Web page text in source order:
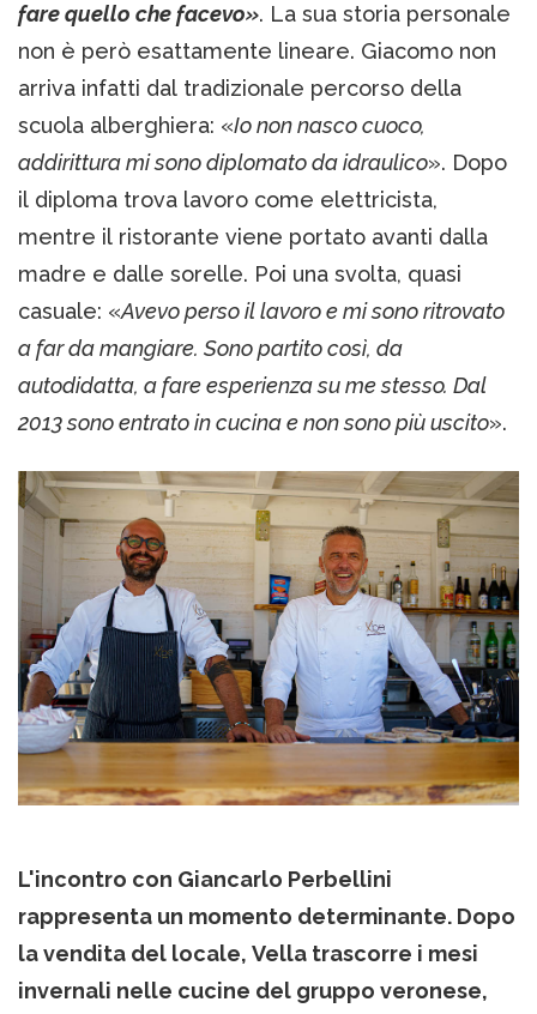
fare quello che facevo». La sua storia personale
non è però esattamente lineare. Giacomo non
arriva infatti dal tradizionale percorso della
scuola alberghiera: «Io non nasco cuoco,
addirittura mi sono diplomato da idraulico». Dopo
il diploma trova lavoro come elettricista,
mentre il ristorante viene portato avanti dalla
madre e dalle sorelle. Poi una svolta, quasi
casuale: «Avevo perso il lavoro e mi sono ritrovato
a far da mangiare. Sono partito così, da
autodidatta, a fare esperienza su me stesso. Dal
2013 sono entrato in cucina e non sono più uscito».
L'incontro con Giancarlo Perbellini
rappresenta un momento determinante. Dopo
la vendita del locale, Vella trascorre i mesi
invernali nelle cucine del gruppo veronese,